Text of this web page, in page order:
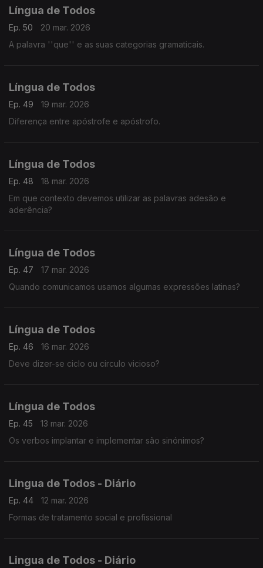
Língua de Todos
Ep. 50
20 mar. 2026
A palavra ''que'' e as suas categorias gramaticais.
Língua de Todos
Ep. 49
19 mar. 2026
Diferença entre apóstrofe e apóstrofo.
Língua de Todos
Ep. 48
18 mar. 2026
Em que contexto devemos utilizar as palavras adesão e
aderência?
Língua de Todos
Ep. 47
17 mar. 2026
Quando comunicamos usamos algumas expressões latinas?
Língua de Todos
Ep. 46
16 mar. 2026
Deve dizer-se ciclo ou circulo vicioso?
Língua de Todos
Ep. 45
13 mar. 2026
Os verbos implantar e implementar são sinónimos?
Lingua de Todos - Diário
Ep. 44
12 mar. 2026
Formas de tratamento social e profissional
Lingua de Todos - Diário